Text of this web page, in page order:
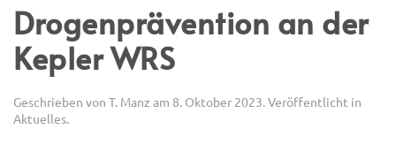
Drogenprävention an der
Kepler WRS
Geschrieben von T. Manz am 8. Oktober 2023. Veröffentlicht in
Aktuelles.